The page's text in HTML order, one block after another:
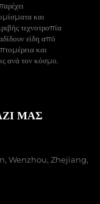
και
τεχνοτροπία
είδη από
και
ανά τον κόσμο.
ΜΑΣ
Wenzhou, Zhejiang,